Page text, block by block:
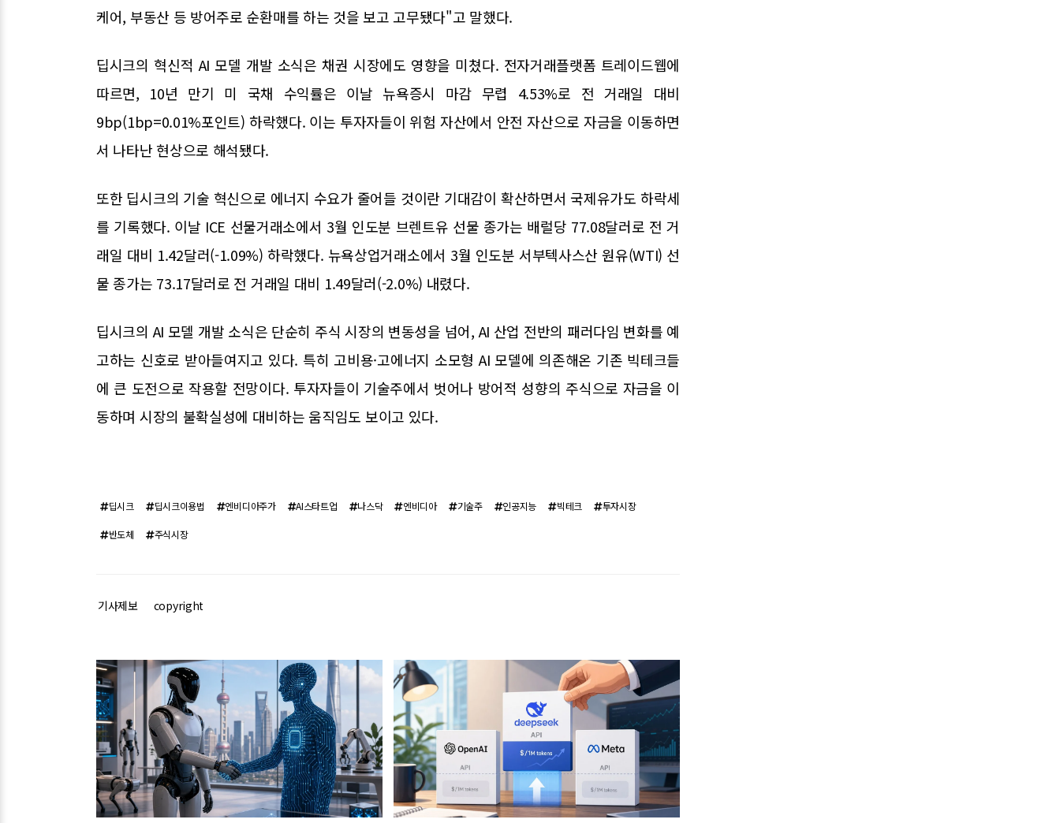
케어, 부동산 등 방어주로 순환매를 하는 것을 보고 고무됐다"고 말했다.
딥시크의 혁신적 AI 모델 개발 소식은 채권 시장에도 영향을 미쳤다. 전자거래플랫폼 트레이드웹에
따르면, 10년 만기 미 국채 수익률은 이날 뉴욕증시 마감 무렵 4.53%로 전 거래일 대비
9bp(1bp=0.01%포인트) 하락했다. 이는 투자자들이 위험 자산에서 안전 자산으로 자금을 이동하면
서 나타난 현상으로 해석됐다.
또한 딥시크의 기술 혁신으로 에너지 수요가 줄어들 것이란 기대감이 확산하면서 국제유가도 하락세
를 기록했다. 이날 ICE 선물거래소에서 3월 인도분 브렌트유 선물 종가는 배럴당 77.08달러로 전 거
래일 대비 1.42달러(-1.09%) 하락했다. 뉴욕상업거래소에서 3월 인도분 서부텍사스산 원유(WTI) 선
물 종가는 73.17달러로 전 거래일 대비 1.49달러(-2.0%) 내렸다.
딥시크의 AI 모델 개발 소식은 단순히 주식 시장의 변동성을 넘어, AI 산업 전반의 패러다임 변화를 예
고하는 신호로 받아들여지고 있다. 특히 고비용·고에너지 소모형 AI 모델에 의존해온 기존 빅테크들
에 큰 도전으로 작용할 전망이다. 투자자들이 기술주에서 벗어나 방어적 성향의 주식으로 자금을 이
동하며 시장의 불확실성에 대비하는 움직임도 보이고 있다.
딥시크 딥시크이용법 엔비디아주가 AI스타트업 나스닥 엔비디아 기술주 인공지능 빅테크 투자시장
반도체 주식시장
기사제보 copyright
관련기사